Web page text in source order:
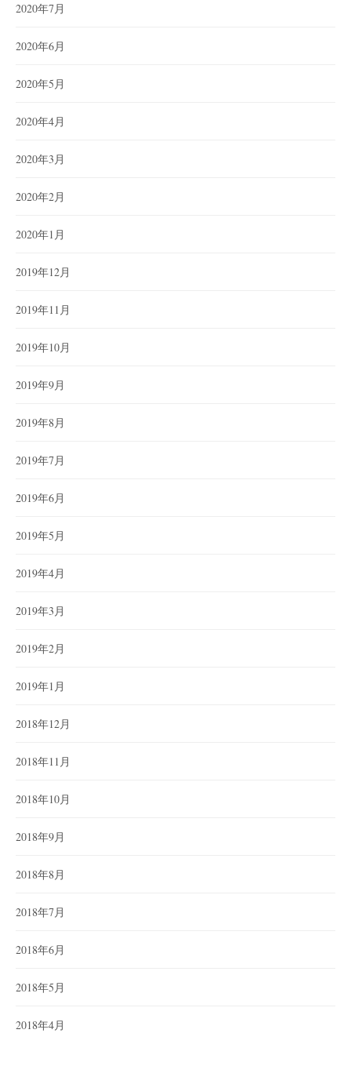
2020年7月
2020年6月
2020年5月
2020年4月
2020年3月
2020年2月
2020年1月
2019年12月
2019年11月
2019年10月
2019年9月
2019年8月
2019年7月
2019年6月
2019年5月
2019年4月
2019年3月
2019年2月
2019年1月
2018年12月
2018年11月
2018年10月
2018年9月
2018年8月
2018年7月
2018年6月
2018年5月
2018年4月